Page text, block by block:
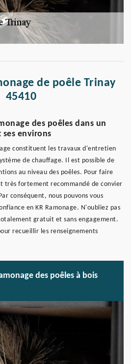
de poêle Trinay
45410
des poêles dans un
environs
constituent les travaux d'entretien
de chauffage. Il est possible de
au niveau des poêles. Pour faire
très fortement recommandé de convier
conséquent, nous pouvons vous
en KR Ramonage. N'oubliez pas
gratuit et sans engagement.
recueillir les renseignements
des poêles à bois